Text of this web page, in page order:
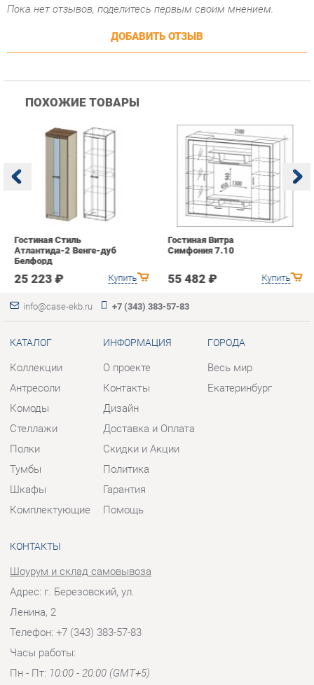
Купить
Гостиная Стиль
Атлантида-2 Венге-дуб
Белфорд
Купить
Гостиная Витра
Симфония 7.10
55 482 ₽
info@case-ekb.ru +7 (343) 383-57-83
КАТАЛОГ
Коллекции
Антресоли
Комоды
Стеллажи
Шкафы
Комплектующие
ИНФОРМАЦИЯ
О проекте
Контакты
Дизайн
Доставка и Оплата
Политика
Помощь
ГОРОДА
Весь мир
КОНТАКТЫ
Шоурум и склад самовывоза
Адрес: г. Березовский, ул.
Ленина, 2
Часы работы:
Пн - Пт:10:00 - 20:00 (GMT+5)
Отправить сообщение
© 2009-2026 Корпусная мебель Екатеринбург